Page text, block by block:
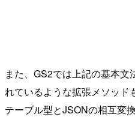
また、GS2では上記の基本
れているような拡張メソッド
テーブル型とJSONの相互変